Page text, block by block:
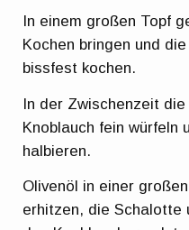
In einem großen Topf
Kochen bringen und
bissfest kochen.
In der Zwischenzeit
Knoblauch fein würfeln
halbieren.
Olivenöl in einer
erhitzen, die Schalotte